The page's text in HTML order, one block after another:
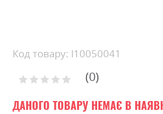
beginning
the
gallery
Код товару: l10050041
Рейтинг: 0
ДАНОГО ТОВАРУ НЕМАЄ В